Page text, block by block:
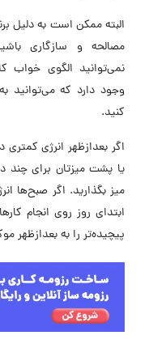
البته ممکن است به دلیل
مصالحه و سازگاری
نمی‌توانید الگوی خواب
وجود دارد که می‌توانید
کنید.
یا پشت میزتان برای چند
میز بگذارید. اگر صبح‌ها
ابتدای روز روی انجام
پیچیده‌تر را به بعدازظهر